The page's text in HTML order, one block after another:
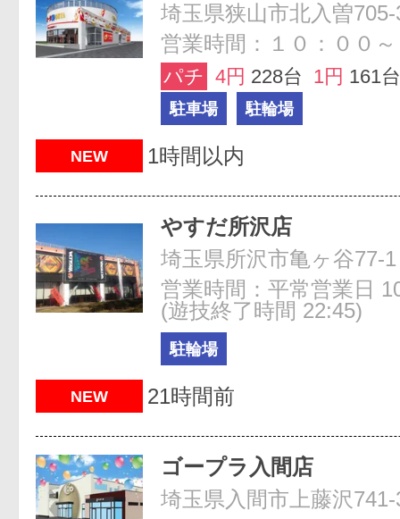
埼玉県狭山市北入曽705-
営業時間：１０：００
パチ 4円 228台 1円 161台
駐車場 駐輪場
NEW 1時間以内
やすだ所沢店
埼玉県所沢市亀ヶ谷77-1
営業時間：平常営業日
(遊技終了時間 22:45)
駐輪場
NEW 21時間前
ゴープラ入間店
埼玉県入間市上藤沢741-